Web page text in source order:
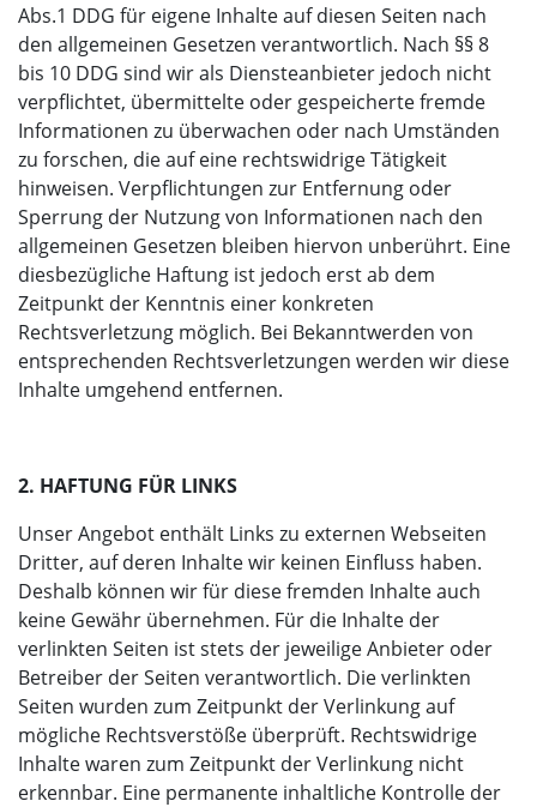
Abs.1 DDG für eigene Inhalte auf diesen Seiten nach
den allgemeinen Gesetzen verantwortlich. Nach §§ 8
bis 10 DDG sind wir als Diensteanbieter jedoch nicht
verpflichtet, übermittelte oder gespeicherte fremde
Informationen zu überwachen oder nach Umständen
zu forschen, die auf eine rechtswidrige Tätigkeit
hinweisen. Verpflichtungen zur Entfernung oder
Sperrung der Nutzung von Informationen nach den
allgemeinen Gesetzen bleiben hiervon unberührt. Eine
diesbezügliche Haftung ist jedoch erst ab dem
Zeitpunkt der Kenntnis einer konkreten
Rechtsverletzung möglich. Bei Bekanntwerden von
entsprechenden Rechtsverletzungen werden wir diese
Inhalte umgehend entfernen.
2. HAFTUNG FÜR LINKS
Unser Angebot enthält Links zu externen Webseiten
Dritter, auf deren Inhalte wir keinen Einfluss haben.
Deshalb können wir für diese fremden Inhalte auch
keine Gewähr übernehmen. Für die Inhalte der
verlinkten Seiten ist stets der jeweilige Anbieter oder
Betreiber der Seiten verantwortlich. Die verlinkten
Seiten wurden zum Zeitpunkt der Verlinkung auf
mögliche Rechtsverstöße überprüft. Rechtswidrige
Inhalte waren zum Zeitpunkt der Verlinkung nicht
erkennbar. Eine permanente inhaltliche Kontrolle der